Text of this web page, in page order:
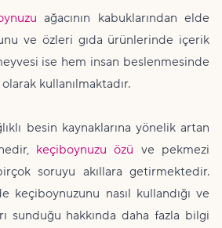
ağacının kabuklarından elde
ve özleri gıda ürünlerinde içerik
ise hem insan beslenmesinde
kullanılmaktadır.
besin kaynaklarına yönelik artan
keçiboynuzu özü ve pekmezi
soruyu akıllara getirmektedir.
keçiboynuzunu nasıl kullandığı ve
sunduğu hakkında daha fazla bilgi